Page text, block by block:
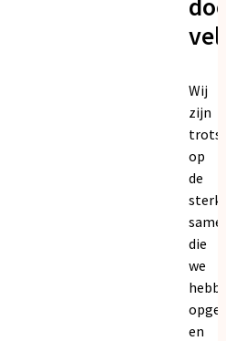
Wij
zijn
trots
op
de
die
we
en